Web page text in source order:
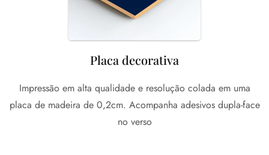
Placa decorativa
Impressão em alta qualidade e resolução colada em uma
placa de madeira de 0,2cm. Acompanha adesivos dupla-face
no verso